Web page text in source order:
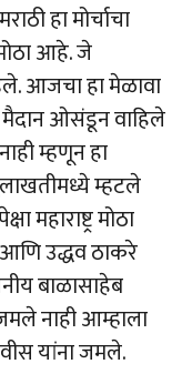
हा मोर्चाचा
मोठा आहे. जे
आजचा हा मेळावा
मैदान ओसंडून वाहिले
म्हणून हा
म्हटले
महाराष्ट्र मोठा
उद्धव ठाकरे
बाळासाहेब
नाही आम्हाला
यांना जमले.